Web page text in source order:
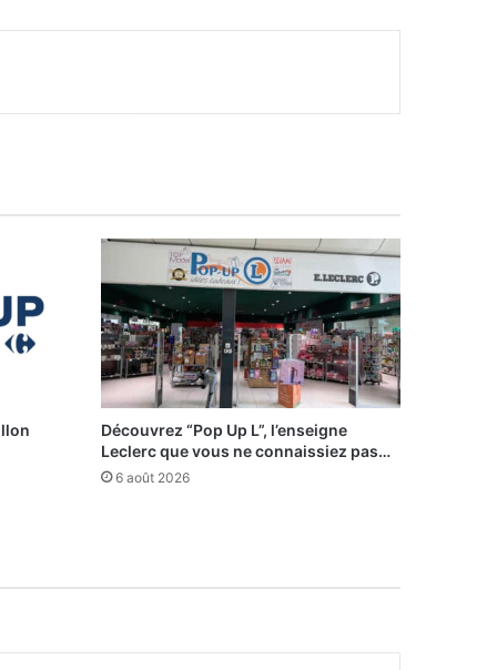
Découvrez “Pop Up L”, l’enseigne
Leclerc que vous ne connaissiez pas…
6 août 2026